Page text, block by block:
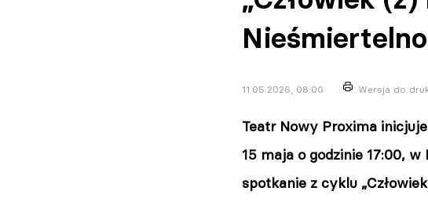
11.05.2026, 08:00 Wersja do
Teatr Nowy Proxima
15 maja o godzinie 17:00,
spotkanie z cyklu